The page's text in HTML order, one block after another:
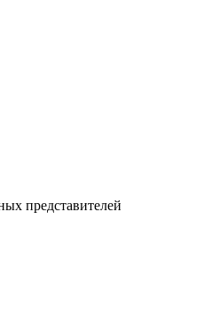
представителей